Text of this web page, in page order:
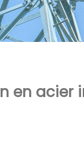
en acier